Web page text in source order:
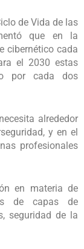
de Vida de las
que en la
cibernético cada
el 2030 estas
por cada dos
alrededor
y en el
profesionales
en materia de
de capas de
seguridad de la